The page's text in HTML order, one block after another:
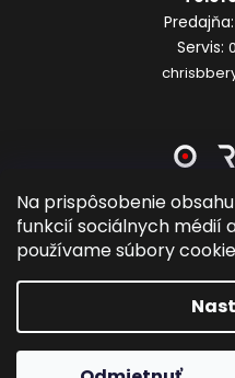
Na prispôsobenie
funkcií sociálnych médií
používame súbory
Predajňa:
Servis:
Upraviť